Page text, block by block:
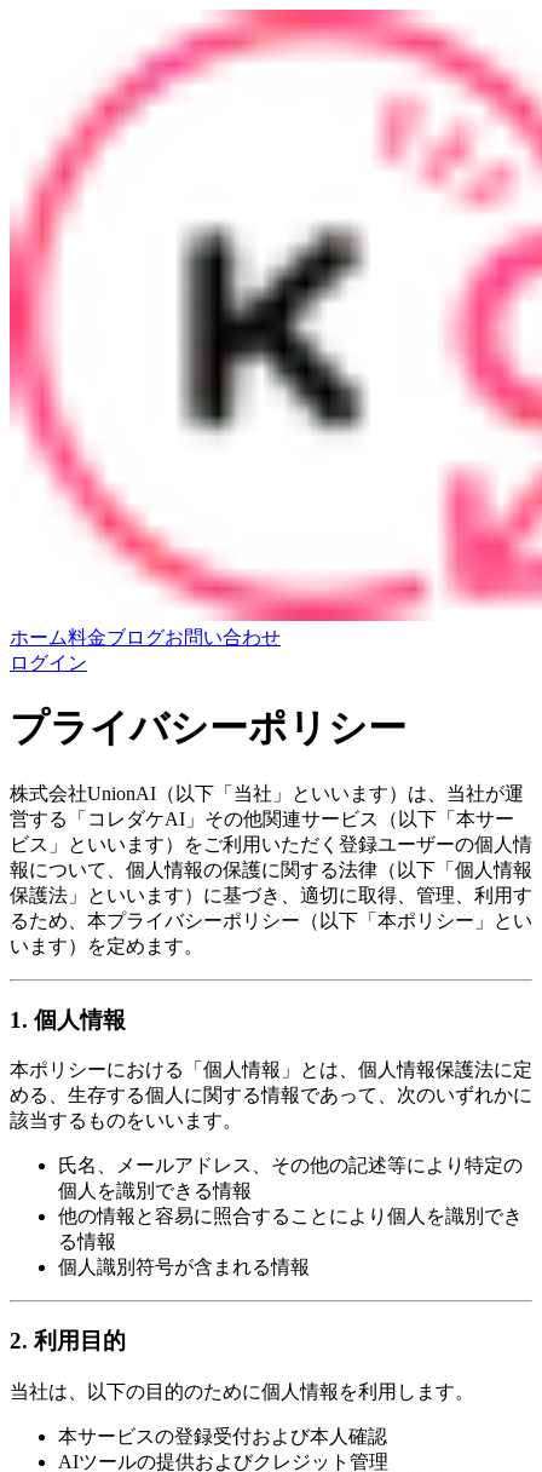
ホーム料金ブログお問い合わせ
ログイン
プライバシーポリシー
株式会社UnionAI（以下「当社」といいます）は、当社が運
営する「コレダケAI」その他関連サービス（以下「本サー
ビス」といいます）をご利用いただく登録ユーザーの個人情
報について、個人情報の保護に関する法律（以下「個人情報
保護法」といいます）に基づき、適切に取得、管理、利用す
るため、本プライバシーポリシー（以下「本ポリシー」とい
います）を定めます。
1. 個人情報
本ポリシーにおける「個人情報」とは、個人情報保護法に定
める、生存する個人に関する情報であって、次のいずれかに
該当するものをいいます。
氏名、メールアドレス、その他の記述等により特定の
個人を識別できる情報
他の情報と容易に照合することにより個人を識別でき
る情報
個人識別符号が含まれる情報
2. 利用目的
当社は、以下の目的のために個人情報を利用します。
本サービスの登録受付および本人確認
AIツールの提供およびクレジット管理